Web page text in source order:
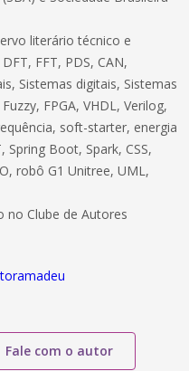
literário técnico e
FFT, PDS, CAN,
Sistemas digitais, Sistemas
FPGA, VHDL, Verilog,
soft-starter, energia
Spring Boot, Spark, CSS,
robô G1 Unitree, UML,
no Clube de Autores
Fale com o autor